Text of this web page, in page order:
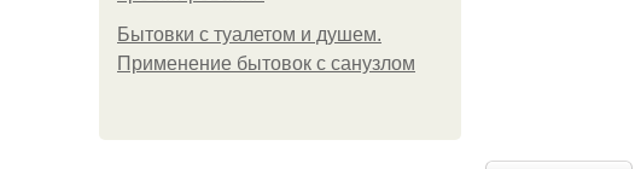
Бытовки с туалетом и душем.
Применение бытовок с санузлом